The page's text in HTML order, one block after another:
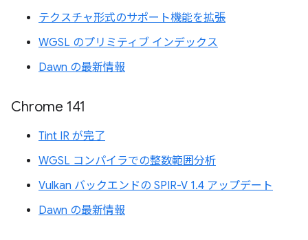
テクスチャ形式のサポート機能を拡張
WGSL のプリミティブ インデックス
Dawn の最新情報
Chrome 141
Tint IR が完了
WGSL コンパイラでの整数範囲分析
Vulkan バックエンドの SPIR-V 1.4 アップデート
Dawn の最新情報